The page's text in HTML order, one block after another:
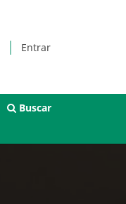
Entrar
Buscar